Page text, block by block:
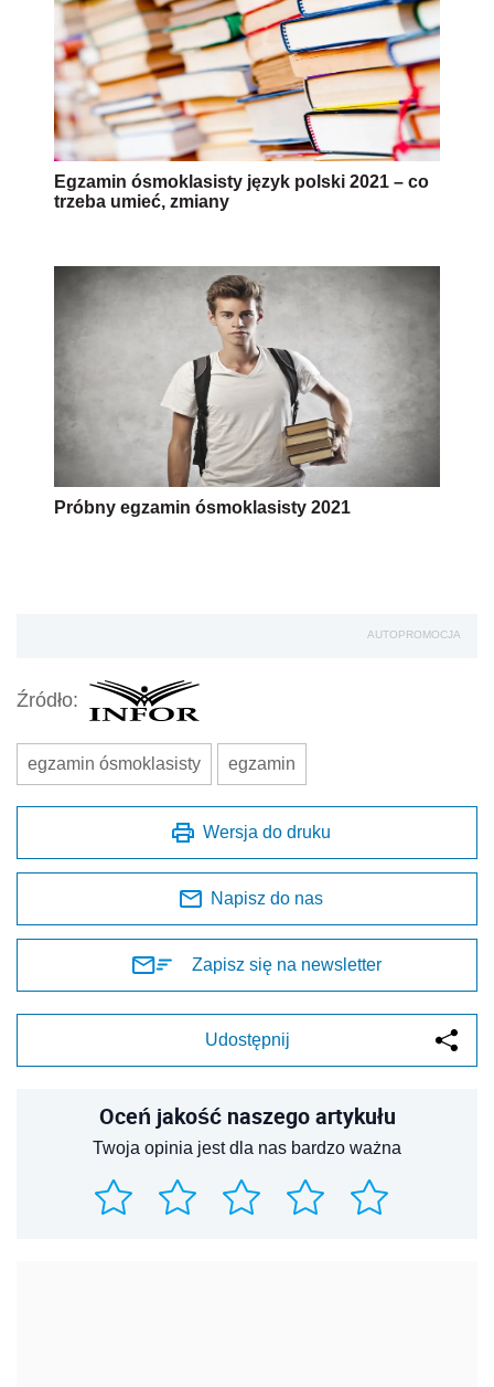
Egzamin ósmoklasisty język polski 2021 – co
trzeba umieć, zmiany
Próbny egzamin ósmoklasisty 2021
AUTOPROMOCJA
Źródło:
egzamin ósmoklasisty egzamin
Wersja do druku
Napisz do nas
Zapisz się na newsletter
Udostępnij
Oceń jakość naszego artykułu
Twoja opinia jest dla nas bardzo ważna